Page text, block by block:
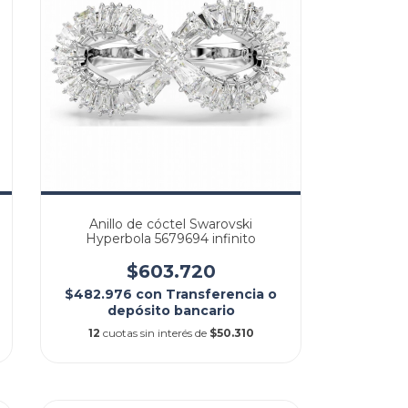
Anillo de cóctel Swarovski
Hyperbola 5679694 infinito
$603.720
$482.976 con Transferencia o
depósito bancario
12 cuotas sin interés de $50.310